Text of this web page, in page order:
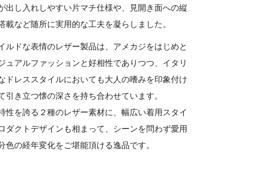
出し入れしやすい片マチ仕様や、見開き面への縦
載など随所に実用的な工夫を凝らしました。
ルドな表情のレザー製品は、アメカジをはじめと
ュアルファッションと好相性でありつつ、イタリ
ドレススタイルにおいても大人の嗜みを印象付け
引き立つ懐の深さを持ち合わせています。
性を誇る２種のレザー素材に、幅広い着用スタイ
ダクトデザインも相まって、シーンを問わず愛用
色の経年変化をご堪能頂ける逸品です。